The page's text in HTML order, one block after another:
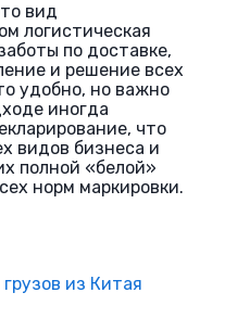
вид
логистическая
по доставке,
и решение всех
удобно, но важно
иногда
что
видов бизнеса и
полной «белой»
норм маркировки.
из Китая